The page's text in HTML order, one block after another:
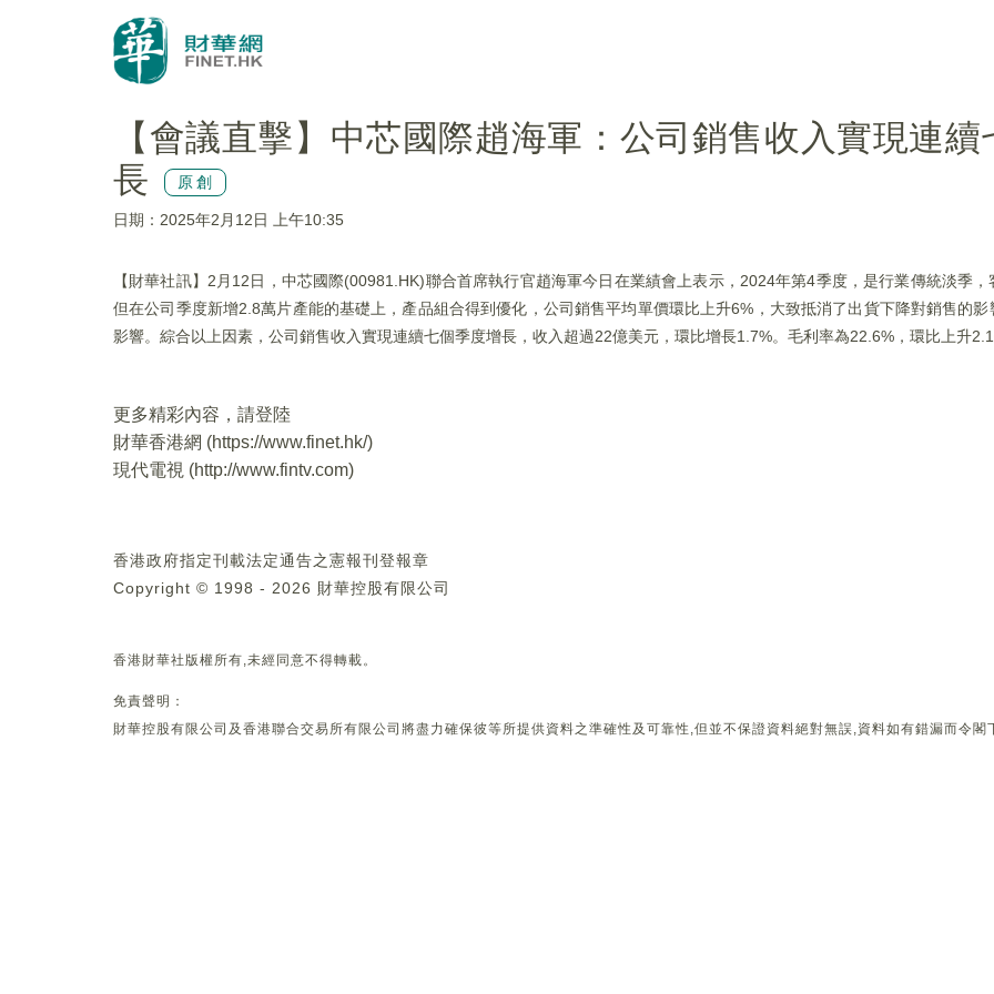
【會議直擊】中芯國際趙海軍：公司銷售收入實現連
長
原創
日期：2025年2月12日 上午10:35
【財華社訊】2月12日，中芯國際(00981.HK)聯合首席執行官趙海軍今日在業績會上表示，2024年第4季度，是行業傳統淡季，
但在公司季度新增2.8萬片產能的基礎上，產品組合得到優化，公司銷售平均單價環比上升6%，大致抵消了出貨下降對銷售的
影響。綜合以上因素，公司銷售收入實現連續七個季度增長，收入超過22億美元，環比增長1.7%。毛利率為22.6%，環比上升2.1
更多精彩內容，請登陸
財華香港網 (https://www.finet.hk/)
現代電視 (http://www.fintv.com)
香港政府指定刊載法定通告之憲報刊登報章
Copyright © 1998 - 2026 財華控股有限公司
香港財華社版權所有,未經同意不得轉載。
免責聲明：
財華控股有限公司及香港聯合交易所有限公司將盡力確保彼等所提供資料之準確性及可靠性,但並不保證資料絕對無誤,資料如有錯漏而令閣